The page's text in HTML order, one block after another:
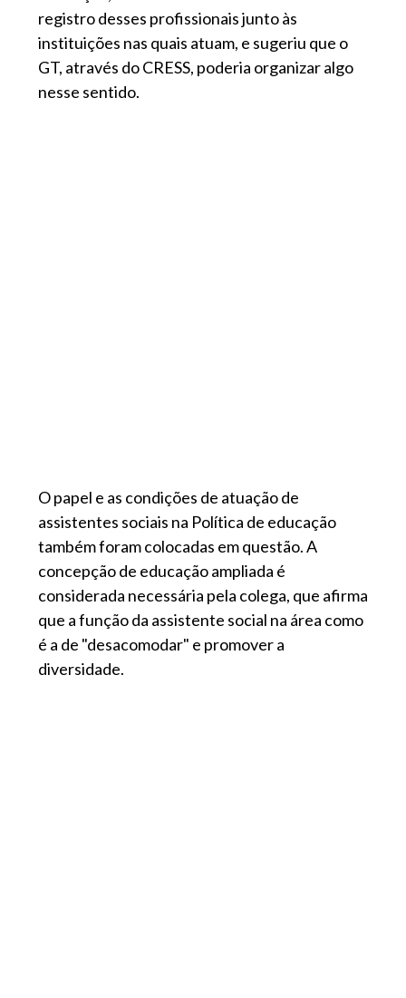
registro desses profissionais junto às
instituições nas quais atuam, e sugeriu que o
GT, através do CRESS, poderia organizar algo
nesse sentido.
O papel e as condições de atuação de
assistentes sociais na Política de educação
também foram colocadas em questão. A
concepção de educação ampliada é
considerada necessária pela colega, que afirma
que a função da assistente social na área como
é a de "desacomodar" e promover a
diversidade.